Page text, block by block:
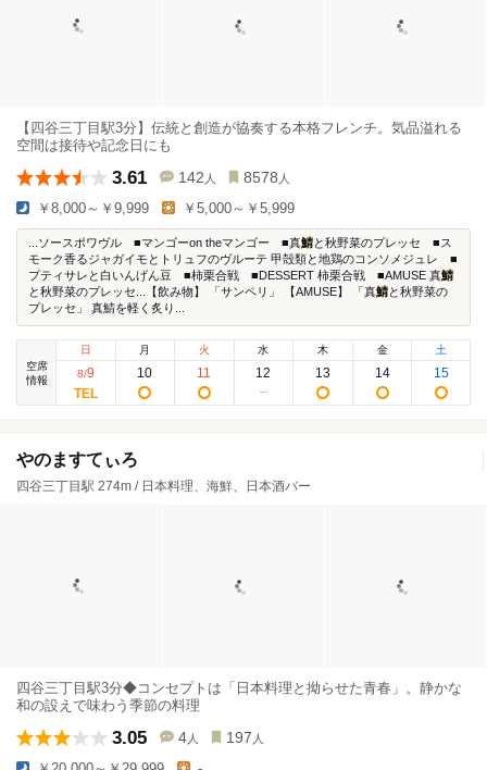
【四谷三丁目駅3分】伝統と創造が協奏する本格フレンチ。気品溢れる
空間は接待や記念日にも
3.61 142 人 8578 人
￥8,000～￥9,999 ￥5,000～￥5,999
...ソースポワヴル ■マンゴーon theマンゴー ■真鯖と秋野菜のプレッセ ■ス
モーク香るジャガイモとトリュフのヴルーテ 甲殻類と地鶏のコンソメジュレ ■
プティサレと白いんげん豆 ■柿栗合戦 ■DESSERT 柿栗合戦 ■AMUSE 真鯖
と秋野菜のプレッセ...【飲み物】 「サンペリ」 【AMUSE】 「真鯖と秋野菜の
プレッセ」 真鯖を軽く炙り...
空席
情報
日
8/9
月
10
火
11
水
12
木
13
金
14
土
15
やのますてぃろ
四谷三丁目駅 274m / 日本料理、海鮮、日本酒バー
四谷三丁目駅3分◆コンセプトは「日本料理と拗らせた青春」。静かな
和の設えで味わう季節の料理
3.05 4 人 197 人